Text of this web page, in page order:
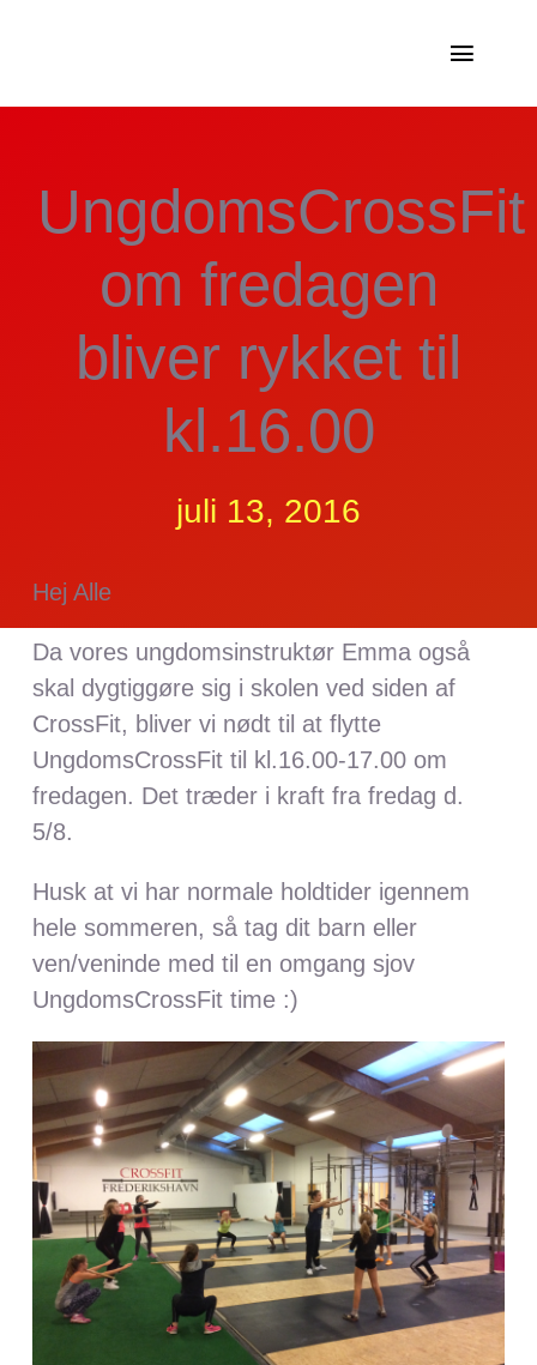
Toggle
Forløb
Medlemsskaber og priser
Medlemsfordele
UngdomsCrossFit
om fredagen
bliver rykket til
kl.16.00
juli 13, 2016
Hej Alle
Da vores ungdomsinstruktør Emma også
skal dygtiggøre sig i skolen ved siden af
CrossFit, bliver vi nødt til at flytte
UngdomsCrossFit til kl.16.00-17.00 om
fredagen. Det træder i kraft fra fredag d.
5/8.
Husk at vi har normale holdtider igennem
hele sommeren, så tag dit barn eller
ven/veninde med til en omgang sjov
UngdomsCrossFit time :)